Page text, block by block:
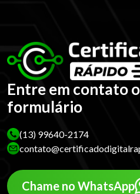
Entre em contato
formulário
(13) 99640-2174
Chame no WhatsApp